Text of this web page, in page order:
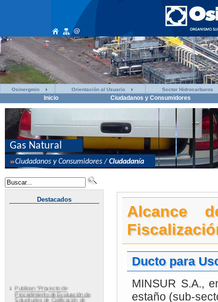
Osinergmin Orientación al Usuario Sector Hidrocarburos
Inicio Ciudadanos y Consumidores